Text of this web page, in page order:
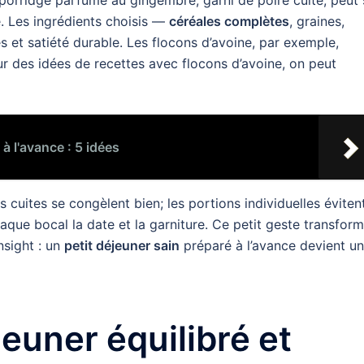
Les ingrédients choisis — céréales complètes, graines,
satiété durable. Les flocons d’avoine, par exemple,
idées de recettes avec flocons d’avoine, on peut
l'avance : 5 idées
cuites se congèlent bien; les portions individuelles
bocal la date et la garniture. Ce petit geste
: un petit déjeuner sain préparé à l’avance devient un
équilibré et